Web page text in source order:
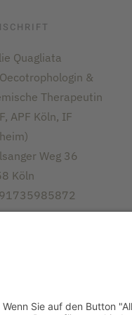
Quagliata
&
Therapeutin
APF Köln, IF
)
Weg 36
Köln